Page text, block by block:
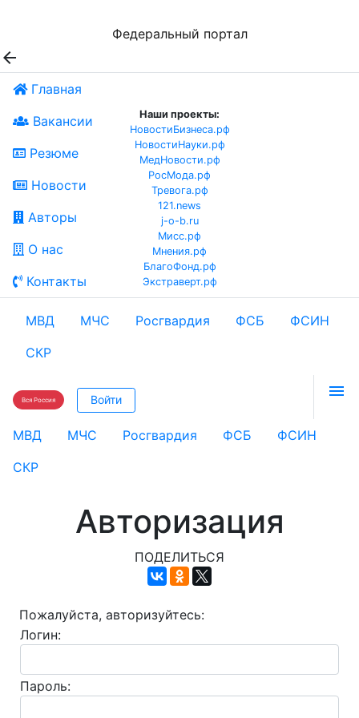
Федеральный портал

Главная
Вакансии
Резюме
Новости
Авторы
О нас
Контакты
Наши проекты:
НовостиБизнеса.рф
НовостиНауки.рф
МедНовости.рф
РосМода.рф
Тревога.рф
121.news
j-o-b.ru
Мисс.рф
Мнения.рф
БлагоФонд.рф
Экстраверт.рф
МВД МЧС Росгвардия ФСБ
ФСИН
СКР
Вся Россия Войти 
МВД МЧС Росгвардия ФСБ
ФСИН
СКР
Авторизация
ПОДЕЛИТЬСЯ
Пожалуйста, авторизуйтесь:
Логин:
Пароль: